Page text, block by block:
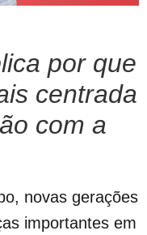
por que
centrada
com a
novas gerações
importantes em